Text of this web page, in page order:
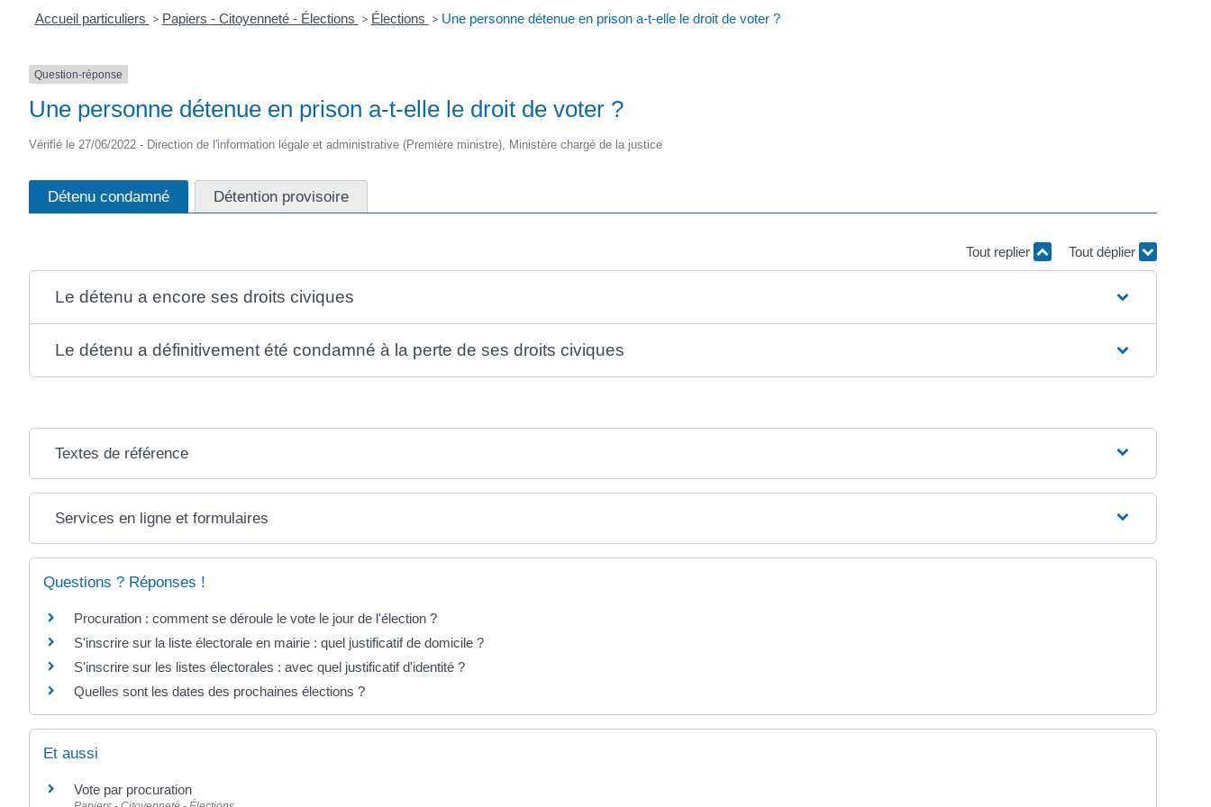
Accueil particuliers > Papiers - Citoyenneté - Élections > Élections > Une personne détenue en prison a-t-elle le droit de voter ?
Question-réponse
Une personne détenue en prison a-t-elle le droit de voter ?
Vérifié le 27/06/2022 - Direction de l'information légale et administrative (Première ministre), Ministère chargé de la justice
Détenu condamné Détention provisoire
Tout replier Tout déplier
Le détenu a encore ses droits civiques
Le détenu a définitivement été condamné à la perte de ses droits civiques
Textes de référence
Services en ligne et formulaires
Questions ? Réponses !
Procuration : comment se déroule le vote le jour de l'élection ?
S'inscrire sur la liste électorale en mairie : quel justificatif de domicile ?
S'inscrire sur les listes électorales : avec quel justificatif d'identité ?
Quelles sont les dates des prochaines élections ?
Et aussi
Vote par procuration